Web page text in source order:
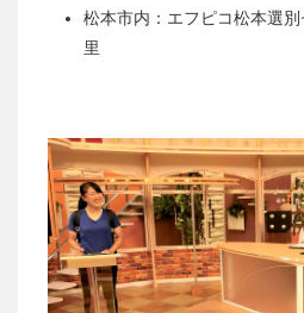
松本市内：エフピコ松本選
里